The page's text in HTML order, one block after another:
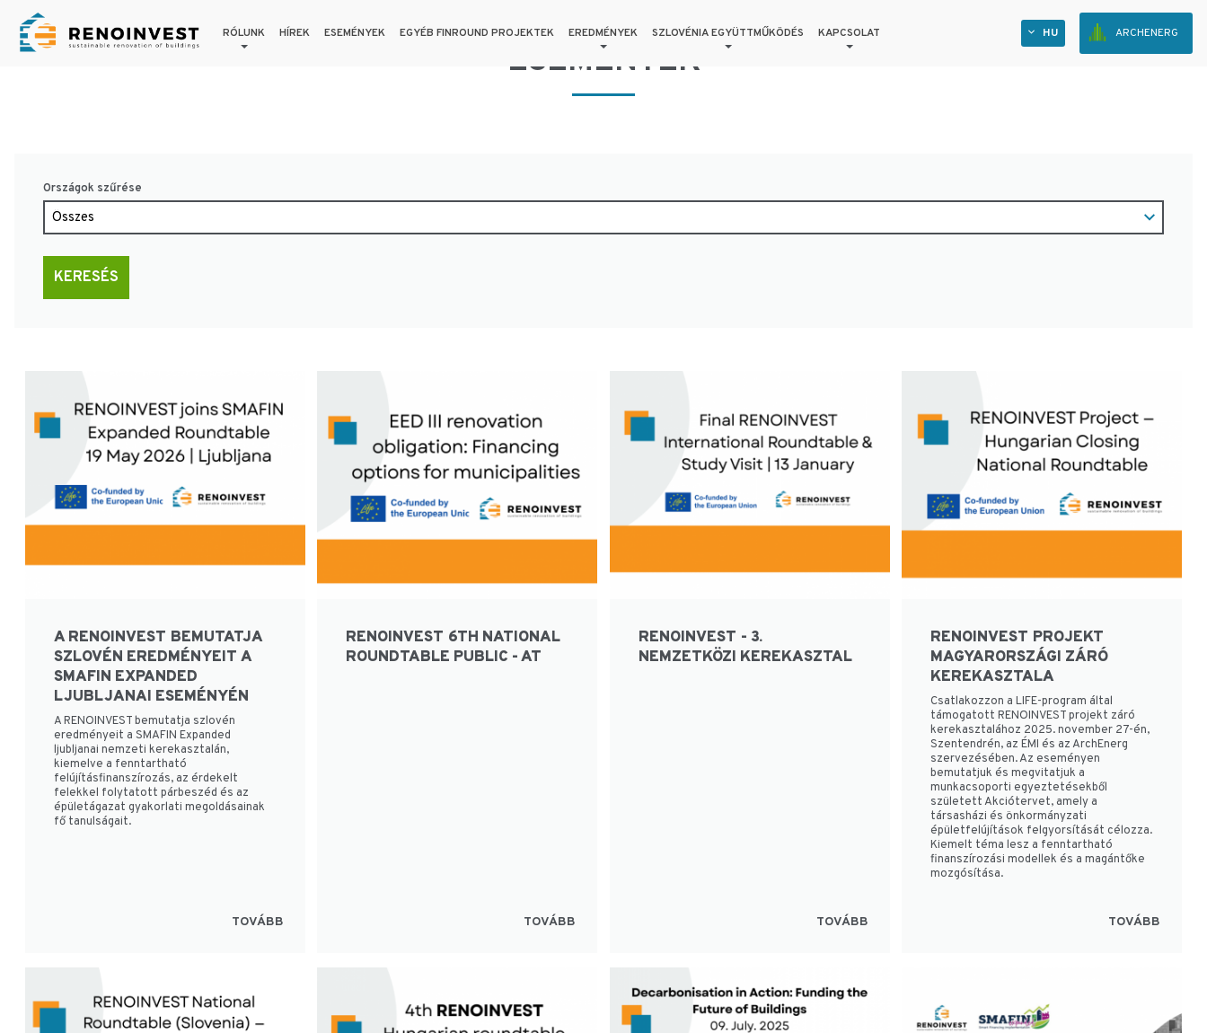
RÓLUNK HÍREK ESEMÉNYEK EGYÉB FINROUND PROJEKTEK EREDMÉNYEK SZLOVÉNIA EGYÜTTMŰKÖDÉS KAPCSOLAT HU ARCHENERG
ESEMÉNYEK
Országok szűrése
A RENOINVEST BEMUTATJA
SZLOVÉN EREDMÉNYEIT A
SMAFIN EXPANDED
LJUBLJANAI ESEMÉNYÉN
A RENOINVEST bemutatja szlovén
eredményeit a SMAFIN Expanded
ljubljanai nemzeti kerekasztalán,
kiemelve a fenntartható
felújításfinanszírozás, az érdekelt
felekkel folytatott párbeszéd és az
épületágazat gyakorlati megoldásainak
fő tanulságait.
TOVÁBB
RENOINVEST 6TH NATIONAL
ROUNDTABLE PUBLIC - AT
TOVÁBB
RENOINVEST - 3.
NEMZETKÖZI KEREKASZTAL
TOVÁBB
RENOINVEST PROJEKT
MAGYARORSZÁGI ZÁRÓ
KEREKASZTALA
Csatlakozzon a LIFE-program által
támogatott RENOINVEST projekt záró
kerekasztalához 2025. november 27-én,
Szentendrén, az ÉMI és az ArchEnerg
szervezésében. Az eseményen
bemutatjuk és megvitatjuk a
munkacsoporti egyeztetésekből
született Akciótervet, amely a
társasházi és önkormányzati
épületfelújítások felgyorsítását célozza.
Kiemelt téma lesz a fenntartható
finanszírozási modellek és a magántőke
mozgósítása.
TOVÁBB